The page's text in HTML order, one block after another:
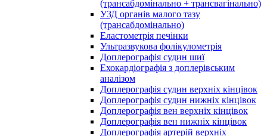
(трансабдомінально + трансвагінально)
УЗД органів малого тазу
(трансабдомінально)
Еластометрія печінки
Ультразвукова фолікулометрія
Доплерографія судин шиї
Ехокардіографія з доплерівським
аналізом
Доплерографія судин верхніх кінцівок
Доплерографія судин нижніх кінцівок
Доплерографія вен верхніх кінцівок
Доплерографія вен нижніх кінцівок
Доплерографія артерій верхніх